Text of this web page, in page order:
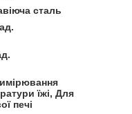
сталь
їжі, Для
печі